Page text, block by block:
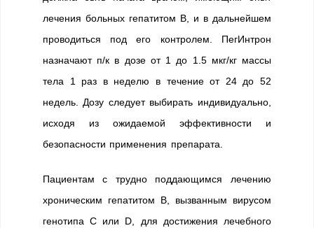
лечения больных гепатитом В, и в дальнейшем
проводиться под его контролем. ПегИнтрон
назначают п/к в дозе от 1 до 1.5 мкг/кг массы
тела 1 раз в неделю в течение от 24 до 52
недель. Дозу следует выбирать индивидуально,
исходя из ожидаемой эффективности и
безопасности применения препарата.
Пациентам с трудно поддающимся лечению
хроническим гепатитом В, вызванным вирусом
генотипа С или D, для достижения лечебного